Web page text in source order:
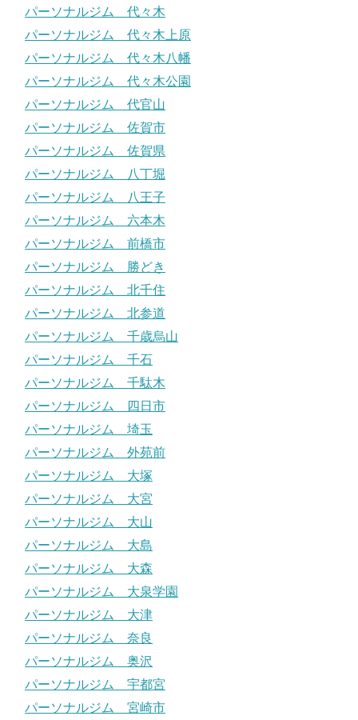
パーソナルジム 代々木
パーソナルジム 代々木上原
パーソナルジム 代々木八幡
パーソナルジム 代々木公園
パーソナルジム 代官山
パーソナルジム 佐賀市
パーソナルジム 佐賀県
パーソナルジム 八丁堀
パーソナルジム 八王子
パーソナルジム 六本木
パーソナルジム 前橋市
パーソナルジム 勝どき
パーソナルジム 北千住
パーソナルジム 北参道
パーソナルジム 千歳烏山
パーソナルジム 千石
パーソナルジム 千駄木
パーソナルジム 四日市
パーソナルジム 埼玉
パーソナルジム 外苑前
パーソナルジム 大塚
パーソナルジム 大宮
パーソナルジム 大山
パーソナルジム 大島
パーソナルジム 大森
パーソナルジム 大泉学園
パーソナルジム 大津
パーソナルジム 奈良
パーソナルジム 奥沢
パーソナルジム 宇都宮
パーソナルジム 宮崎市